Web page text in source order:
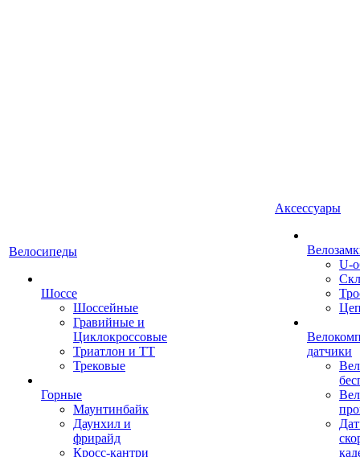
Велосипеды
Шоссе
Шоссейные
Гравийные и
Циклокроссовые
Триатлон и ТТ
Трековые
Горные
Маунтинбайк
Даунхил и
фрирайд
Кросс-кантри
Аксессуары
U-
датчики